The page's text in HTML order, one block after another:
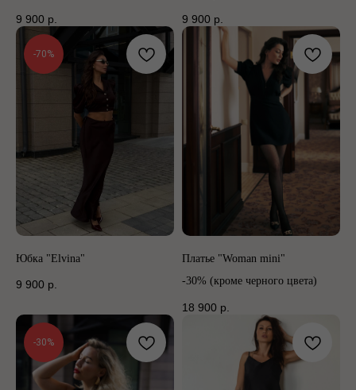
9 900 р. 9 900 р.
-70%
Юбка "Elvina"
9 900 р.
Платье "Woman mini"
-30% (кроме черного цвета)
18 900 р.
-30%